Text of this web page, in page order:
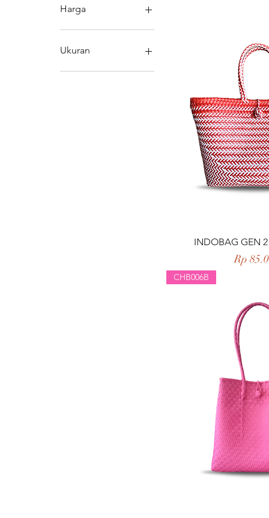
Harga
Rp 25.000
Ukuran
Custom 34
Tampilan
INDOBAG GEN
Harga
Rp
CHB006B